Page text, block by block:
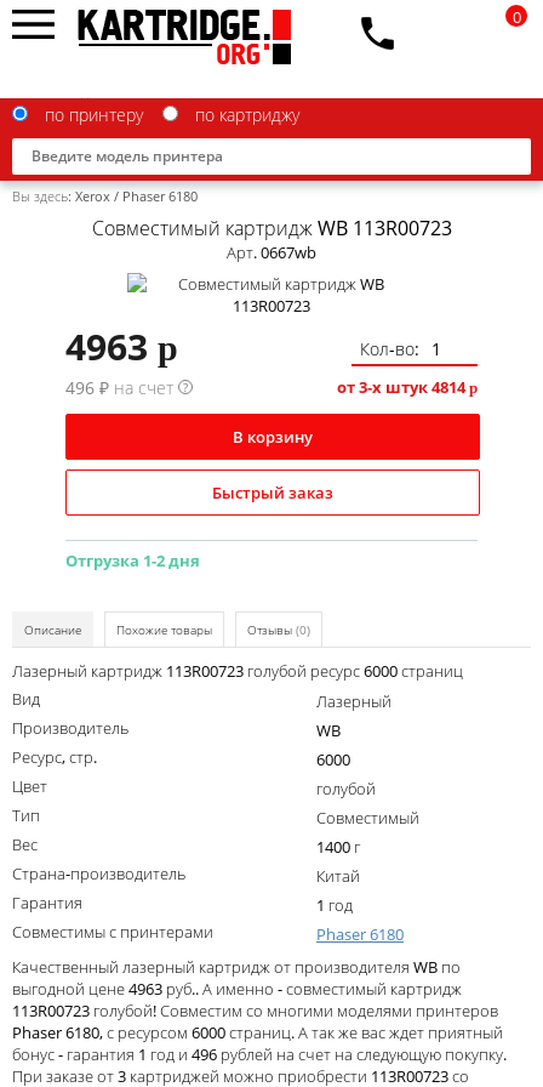
Canon
Epson
HP
IBM
Kodak
Kyocera
Lexmark
OKI
Panasonic
Sharp
Toshiba
Xerox
Для франкировальной машины
Ленточные картриджи
по принтеру по картриджу
0
Вы здесь: Xerox / Phaser 6180
Совместимый картридж WB 113R00723
Арт. 0667wb
4963 p
Кол-во:
496 ₽ на счет ? от 3-х штук4814p
В корзину
Быстрый заказ
Отгрузка 1-2 дня
Описание Похожие товары Отзывы (0)
Лазерный картридж 113R00723 голубой ресурс 6000 страниц
Вид
Лазерный
Производитель
WB
Ресурс, стр.
6000
Цвет
голубой
Тип
Совместимый
Вес
1400 г
Страна-производитель
Китай
Гарантия
1 год
Совместимы с принтерами
Phaser 6180
Качественный лазерный картридж от производителя WB по
выгодной цене 4963 руб.. А именно - совместимый картридж
113R00723 голубой! Совместим со многими моделями принтеров
Phaser 6180, с ресурсом 6000 страниц. А так же вас ждет приятный
бонус - гарантия 1 год и 496 рублей на счет на следующую покупку.
При заказе от 3 картриджей можно приобрести 113R00723 со